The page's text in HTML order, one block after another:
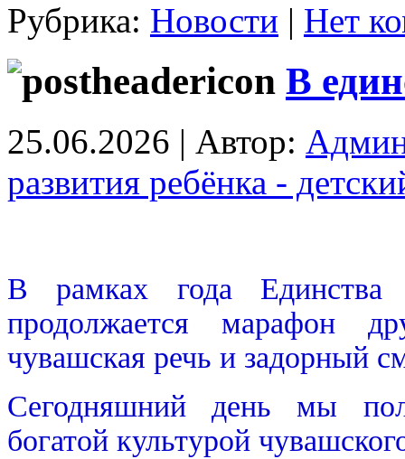
Рубрика: Новости | Нет
В
25.06.2026 | Автор:
развития ребёнка -
В рамках года
продолжается марафон
чувашская речь и задорный
Сегодняшний день мы
богатой культурой